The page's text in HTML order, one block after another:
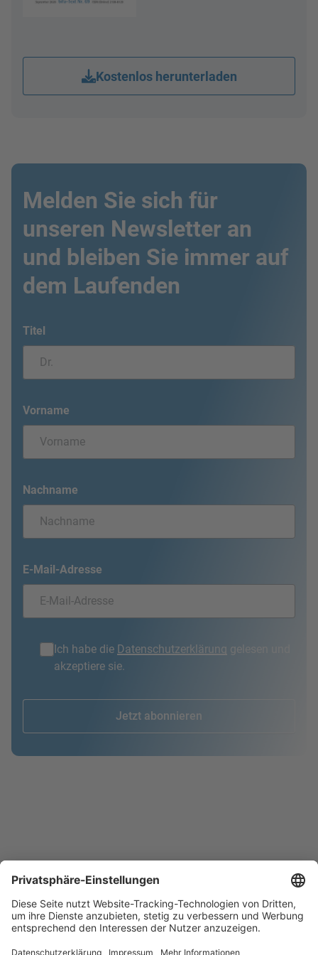
Kostenlos herunterladen
Melden Sie sich für
unseren Newsletter an
und bleiben Sie immer auf
dem Laufenden
Titel
Vorname
Nachname
E-Mail-Adresse
Ich habe die Datenschutzerklärung gelesen und
akzeptiere sie.
Jetzt abonnieren